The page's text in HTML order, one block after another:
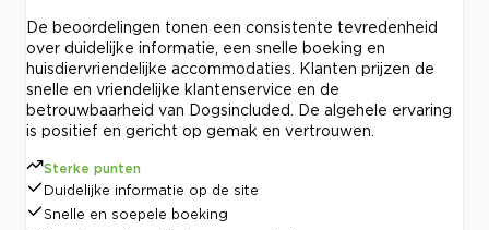
De beoordelingen tonen een consistente tevredenheid
over duidelijke informatie, een snelle boeking en
huisdiervriendelijke accommodaties. Klanten prijzen de
snelle en vriendelijke klantenservice en de
betrouwbaarheid van Dogsincluded. De algehele ervaring
is positief en gericht op gemak en vertrouwen.
Sterke punten
Duidelijke informatie op de site
Snelle en soepele boeking